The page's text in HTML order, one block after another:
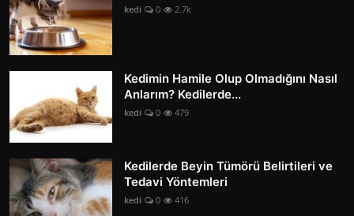
kedi 0 2.7k
Kedimin Hamile Olup Olmadığını Nasıl
Anlarım? Kedilerde...
kedi 0 479
Kedilerde Beyin Tümörü Belirtileri ve
Tedavi Yöntemleri
kedi 0 416